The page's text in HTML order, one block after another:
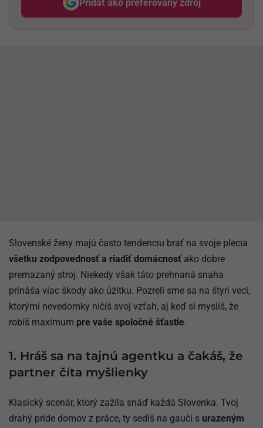
Pridať ako preferovaný zdroj
Odzadu, odkaz sa otvorí v
Slovenské ženy majú často tendenciu brať na svoje plecia
všetku zodpovednosť a riadiť domácnosťako dobre
premazaný stroj. Niekedy však táto prehnaná snaha
prináša viac škody ako úžitku. Pozreli sme sa na štyri veci,
ktorými nevedomky ničíš svoj vzťah, aj keď si myslíš, že
robíš maximum pre vaše spoločné šťastie.
1. Hráš sa na tajnú agentku a čakáš, že
partner číta myšlienky
Klasický scenár, ktorý zažila snáď každá Slovenka. Tvoj
drahý príde domov z práce, ty sedíš na gauči s urazeným